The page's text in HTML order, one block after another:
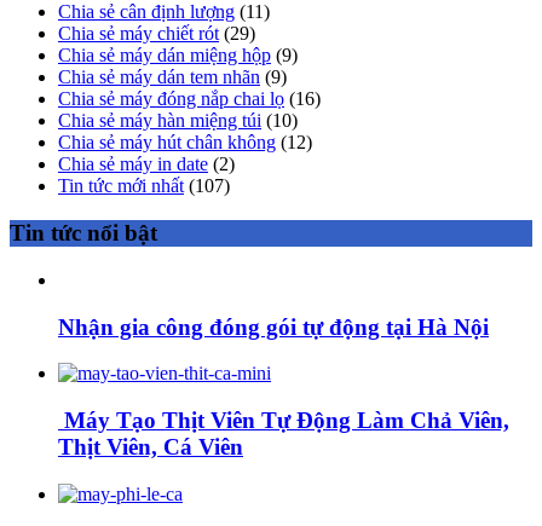
Chia sẻ cân định lượng (11)
Chia sẻ máy chiết rót (29)
Chia sẻ máy dán miệng hộp (9)
Chia sẻ máy dán tem nhãn (9)
Chia sẻ máy đóng nắp chai lọ (16)
Chia sẻ máy hàn miệng túi (10)
Chia sẻ máy hút chân không (12)
Chia sẻ máy in date (2)
Tin tức mới nhất (107)
Tin tức nổi bật
Nhận gia công đóng gói tự động tại Hà Nội
Máy Tạo Thịt Viên Tự Động Làm Chả Viên,
Thịt Viên, Cá Viên